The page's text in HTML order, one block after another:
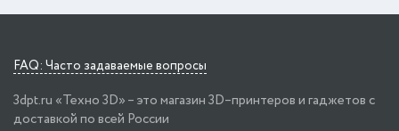
FAQ: Часто задаваемые вопросы
3dpt.ru «Техно 3D» – это магазин 3D–принтеров и гаджетов с
доставкой по всей России